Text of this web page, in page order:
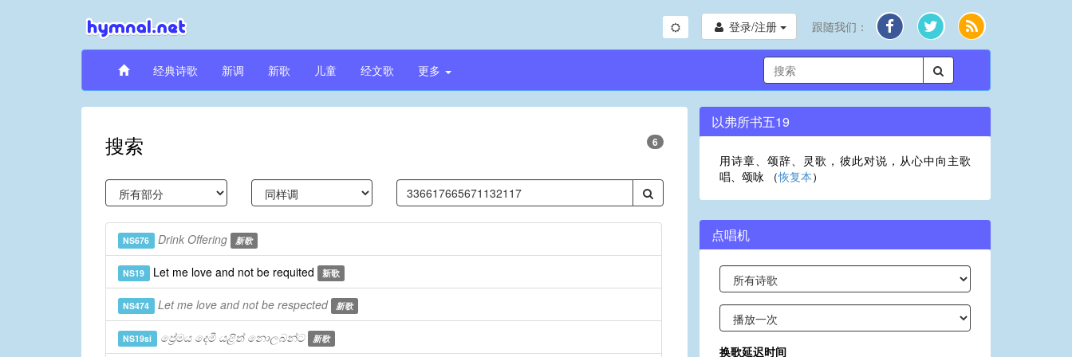
登录/注册 跟随我们：
经典诗歌 新调 新歌 儿童 经文歌 更多
搜索 6
NS676 Drink Offering 新歌
NS19 Let me love and not be requited 新歌
NS474 Let me love and not be respected 新歌
NS19si ප්‍රේමය දෙමී යළිත් නොලබන්ට 新歌
以弗所书五19
用诗章、颂辞、灵歌，彼此对说，从心中向主歌
唱、颂咏 （恢复本）
点唱机
换歌延迟时间